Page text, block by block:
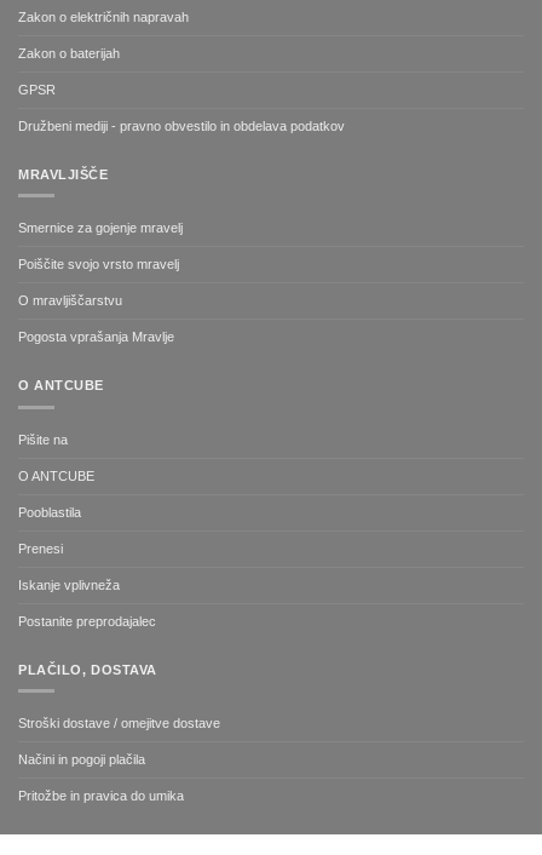
Zakon o električnih napravah
Zakon o baterijah
GPSR
Družbeni mediji - pravno obvestilo in obdelava podatkov
MRAVLJIŠČE
Smernice za gojenje mravelj
Poiščite svojo vrsto mravelj
O mravljiščarstvu
Pogosta vprašanja Mravlje
O ANTCUBE
Pišite na
O ANTCUBE
Pooblastila
Prenesi
Iskanje vplivneža
Postanite preprodajalec
PLAČILO, DOSTAVA
Stroški dostave / omejitve dostave
Načini in pogoji plačila
Pritožbe in pravica do umika